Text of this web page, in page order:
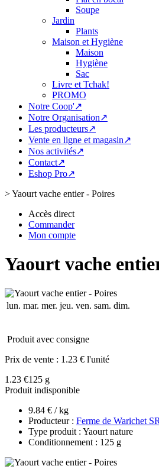
Soupe
Jardin
Plants
Maison et Hygiène
Maison
Hygiène
Sac
Livre et Tchak!
PROMO
Notre Coop'↗
Notre Organisation↗
Les producteurs↗
Vente en ligne et magasin↗
Nos activités↗
Contact↗
Eshop Pro↗
>Yaourt vache entier - Poires
Accès direct
Commander
Mon compte
Yaourt vache
lun. mar. mer. jeu. ven. sam. dim.
Produit avec consigne
Prix de vente : 1.23 € l'unité
1.23 €125 g
Produit indisponible
9.84 € / kg
Producteur : Ferme de Warichet
Type produit : Yaourt nature
Conditionnement : 125 g